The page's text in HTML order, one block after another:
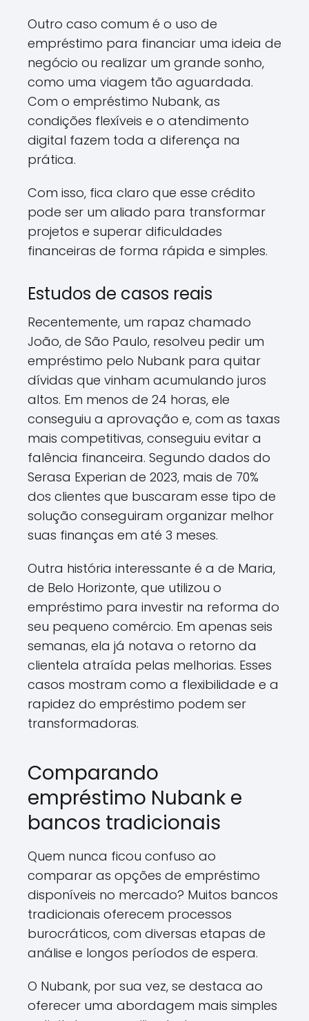
Outro caso comum é o uso de
empréstimo para financiar uma ideia de
negócio ou realizar um grande sonho,
como uma viagem tão aguardada.
Com o empréstimo Nubank, as
condições flexíveis e o atendimento
digital fazem toda a diferença na
prática.
Com isso, fica claro que esse crédito
pode ser um aliado para transformar
projetos e superar dificuldades
financeiras de forma rápida e simples.
Estudos de casos reais
Recentemente, um rapaz chamado
João, de São Paulo, resolveu pedir um
empréstimo pelo Nubank para quitar
dívidas que vinham acumulando juros
altos. Em menos de 24 horas, ele
conseguiu a aprovação e, com as taxas
mais competitivas, conseguiu evitar a
falência financeira. Segundo dados do
Serasa Experian de 2023, mais de 70%
dos clientes que buscaram esse tipo de
solução conseguiram organizar melhor
suas finanças em até 3 meses.
Outra história interessante é a de Maria,
de Belo Horizonte, que utilizou o
empréstimo para investir na reforma do
seu pequeno comércio. Em apenas seis
semanas, ela já notava o retorno da
clientela atraída pelas melhorias. Esses
casos mostram como a flexibilidade e a
rapidez do empréstimo podem ser
transformadoras.
Comparando
empréstimo Nubank e
bancos tradicionais
Quem nunca ficou confuso ao
comparar as opções de empréstimo
disponíveis no mercado? Muitos bancos
tradicionais oferecem processos
burocráticos, com diversas etapas de
análise e longos períodos de espera.
O Nubank, por sua vez, se destaca ao
oferecer uma abordagem mais simples